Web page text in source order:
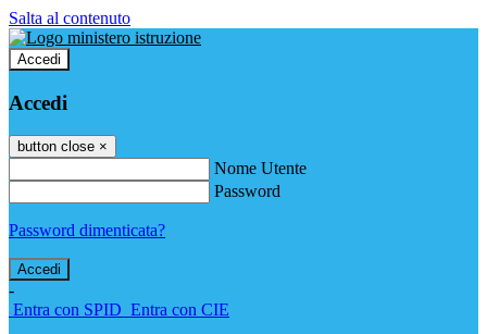
Salta al contenuto
Accedi
Accedi
button close ×
Nome Utente
Password
Password dimenticata?
-
Entra con SPID Entra con CIE